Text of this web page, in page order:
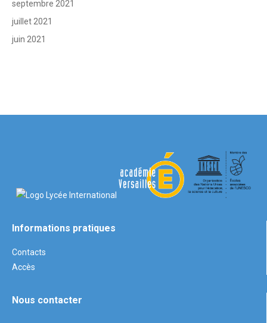
septembre 2021
juillet 2021
juin 2021
Informations pratiques
Contacts
Accès
Nous contacter